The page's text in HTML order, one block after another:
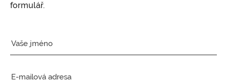
formulář.